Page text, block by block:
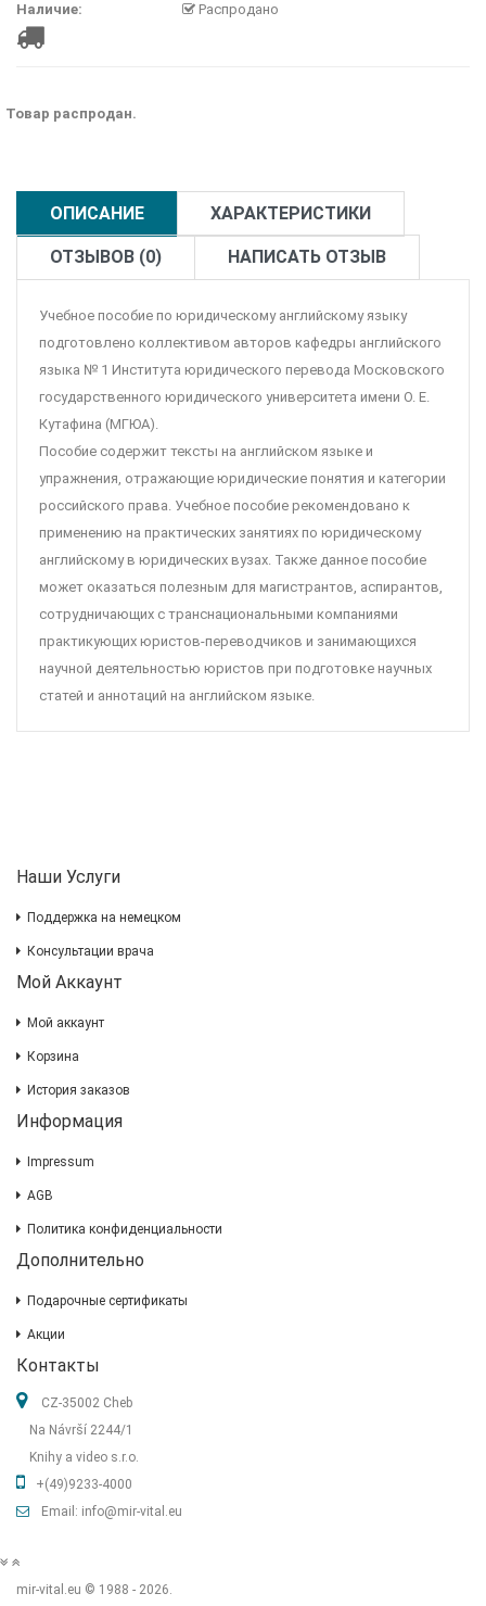
Наличие:
Распродано
Товар распродан.
ОПИСАНИЕ ХАРАКТЕРИСТИКИ
ОТЗЫВОВ (0) НАПИСАТЬ ОТЗЫВ
Учебное пособие по юридическому английскому языку
подготовлено коллективом авторов кафедры английского
языка № 1 Института юридического перевода Московского
государственного юридического университета имени О. Е.
Кутафина (МГЮА).
Пособие содержит тексты на английском языке и
упражнения, отражающие юридические понятия и категории
российского права. Учебное пособие рекомендовано к
применению на практических занятиях по юридическому
английскому в юридических вузах. Также данное пособие
может оказаться полезным для магистрантов, аспирантов,
сотрудничающих с транснациональными компаниями
практикующих юристов-переводчиков и занимающихся
научной деятельностью юристов при подготовке научных
статей и аннотаций на английском языке.
Наши Услуги
Поддержка на немецком
Консультации врача
Мой Аккаунт
Мой аккаунт
Корзина
История заказов
Информация
Impressum
AGB
Политика конфиденциальности
Дополнительно
Подарочные сертификаты
Акции
Контакты
CZ-35002 Cheb
Na Návrší 2244/1
Knihy a video s.r.o.
+(49)9233-4000
Email: info@mir-vital.eu
mir-vital.eu © 1988 - 2026.